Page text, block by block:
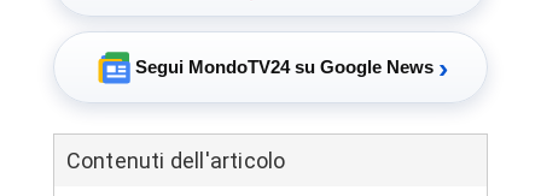
Segui MondoTV24 su Google News ›
Contenuti dell'articolo